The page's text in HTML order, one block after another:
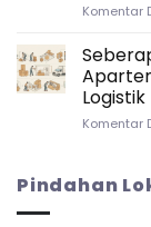
Komentar
Logistik
Komentar
Pindahan